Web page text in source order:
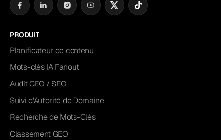
PRODUIT
Planificateur de contenu
Mots-clés IA Fanout
Audit GEO / SEO
Suivi d'Autorité de Domaine
Recherche de Mots-Clés
Classement GEO